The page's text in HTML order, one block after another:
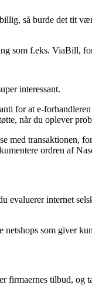
så burde det tit
som f.eks. ViaBill,
interessant.
for at e-
når du oplever
transaktionen,
ordren af
evaluerer internet
som giver
firmaernes tilbud,